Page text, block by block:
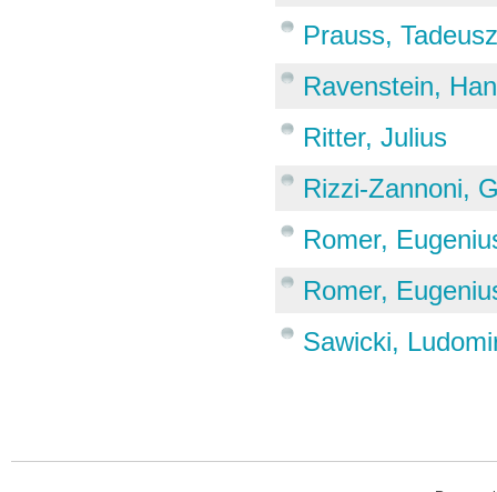
Prauss,
Ravenstein,
Ritter, Julius
Rizzi-Zannoni,
Romer,
Romer,
Sawicki,